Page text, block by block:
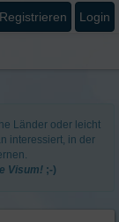
Länder oder leicht
interessiert, in der
Visum! ;-)
Registrieren Login